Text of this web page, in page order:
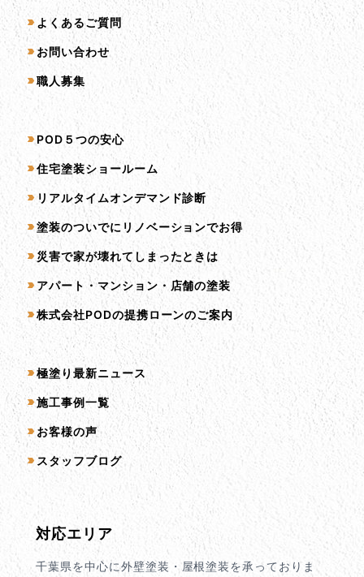
よくあるご質問
お問い合わせ
職人募集
サービス一覧
POD５つの安心
住宅塗装ショールーム
リアルタイムオンデマンド診断
塗装のついでにリノベーションでお得
災害で家が壊れてしまったときは
アパート・マンション・店舗の塗装
株式会社PODの提携ローンのご案内
コンテンツ一覧
極塗り最新ニュース
施工事例一覧
お客様の声
スタッフブログ
対応エリア
千葉県を中心に外壁塗装・屋根塗装を承っておりま